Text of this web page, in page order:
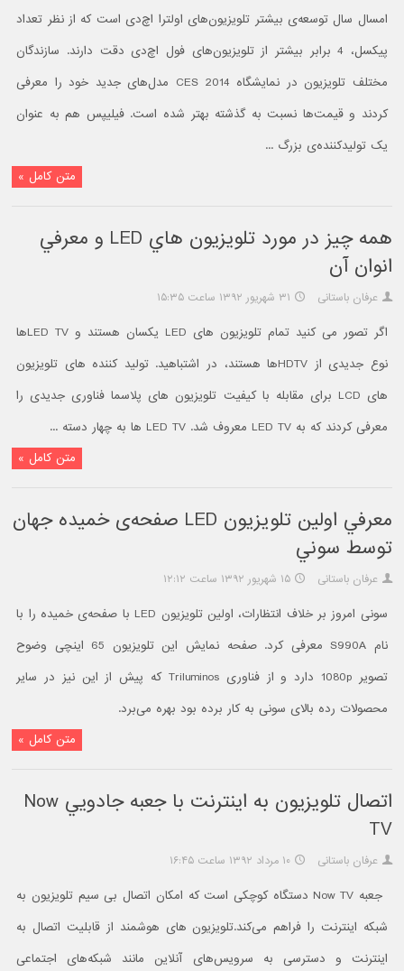
امسال سال توسعه‌ی بیشتر تلویزیون‌های اولترا اچ‌دی است که از نظر تعداد
پیکسل، 4 برابر بیشتر از تلویزیون‌های فول اچ‌دی دقت دارند. سازندگان
مختلف تلویزیون در نمایشگاه CES 2014 مدل‌های جدید خود را معرفی
کردند و قیمت‌ها نسبت به گذشته بهتر شده است. فیلیپس هم به عنوان
یک تولیدکننده‌ی بزرگ ...
متن کامل »
همه چيز در مورد تلويزيون هاي LED و معرفي
انوان آن
عرفان باستانی ۳۱ شهریور ۱۳۹۲ ساعت ۱۵:۳۵
اگر تصور می کنید تمام تلویزیون های LED یکسان هستند و LED TVها
نوع جدیدی از HDTVها هستند، در اشتباهید. تولید کننده های تلویزیون
های LCD برای مقابله با کیفیت تلویزیون های پلاسما فناوری جدیدی را
معرفی کردند که به LED TV معروف شد. LED TV ها به چهار دسته ...
متن کامل »
معرفي اولین تلویزیون LED صفحه‌ی خمیده جهان
توسط سوني
عرفان باستانی ۱۵ شهریور ۱۳۹۲ ساعت ۱۲:۱۲
سونی امروز بر خلاف انتظارات، اولین تلویزیون LED با صفحه‌ی خمیده را با
نام S990A معرفی کرد. صفحه نمایش این تلویزیون 65 اینچی وضوح
تصویر 1080p دارد و از فناوری Triluminos که پیش از این نیز در سایر
محصولات رده بالای سونی به کار برده بود بهره می‌برد.
متن کامل »
اتصال تلويزيون به اينترنت با جعبه جادويي Now
TV
عرفان باستانی ۱۰ مرداد ۱۳۹۲ ساعت ۱۶:۴۵
جعبه Now TV دستگاه کوچکی است که امکان اتصال بی سیم تلویزیون به
شبکه اینترنت را فراهم می‌کند.تلویزیون های هوشمند از قابلیت اتصال به
اینترنت و دسترسی به سرویس‌های آنلاین مانند شبکه‌های اجتماعی